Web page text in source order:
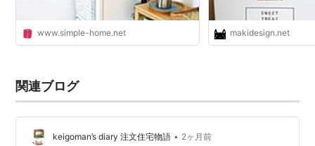
www.simple-home.net makidesign.net
関連ブログ
keigoman’s diary 注文住宅物語 • 2ヶ月前